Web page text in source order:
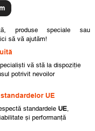
produse speciale sau
să vă ajutăm!
vă stă la dispoziție
potrivit nevoilor
UE
standardele UE,
și performanță